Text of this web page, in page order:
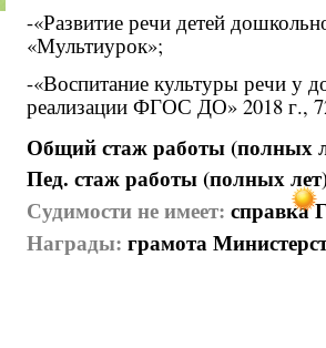
-«Развитие речи детей
«Мультиурок»;
-«Воспитание культуры речи у
реализации ФГОС ДО» 2018 г.,
Общий стаж работы (полных
Пед. стаж работы (полных
Судимости не имеет: справка
Награды: грамота